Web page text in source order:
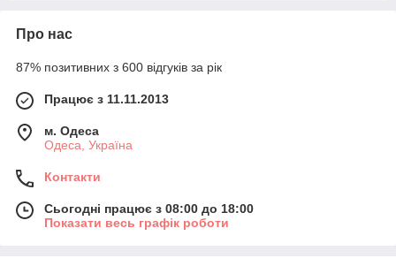
Про нас
87% позитивних з 600 відгуків за рік
Працює з 11.11.2013
м. Одеса
Одеса, Україна
Контакти
Сьогодні працює з 08:00 до 18:00
Показати весь графік роботи